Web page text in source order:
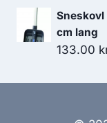
cm lang
133.00